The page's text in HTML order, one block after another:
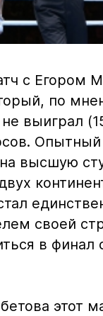
с Егором
по
выиграл
Опытный
высшую
своей
в финал
этот